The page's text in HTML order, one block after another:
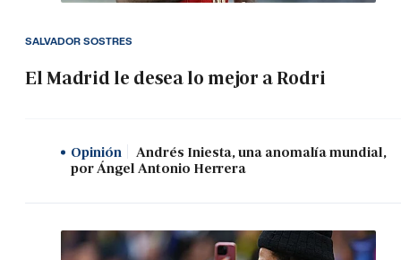
El Madrid le desea lo mejor a Rodri
SALVADOR SOSTRES
Opinión
Andrés Iniesta, una anomalía mundial,
por Ángel Antonio Herrera